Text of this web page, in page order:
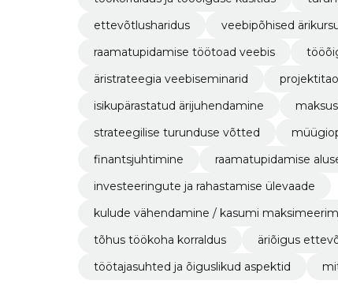
ettevõtlusharidus
veebipõhised
raamatupidamise töötoad veebis
äristrateegia veebiseminarid
isikupärastatud ärijuhendamine
strateegilise turunduse võtted
finantsjuhtimine
raamatupidamise
investeeringute ja rahastamise ülevaade
kulude vähendamine / kasumi
tõhus töökoha korraldus
äriõigus
töötajasuhted ja õiguslikud aspektid